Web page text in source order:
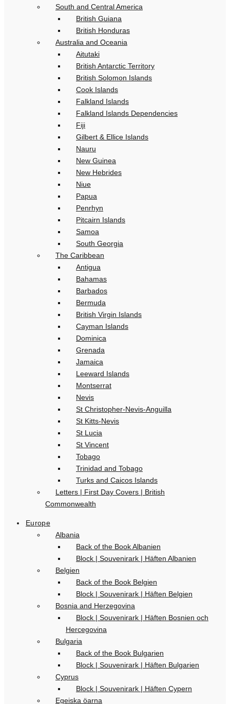
South and Central America
British Guiana
British Honduras
Australia and Oceania
Aitutaki
British Antarctic Territory
British Solomon Islands
Cook Islands
Falkland Islands
Falkland Islands Dependencies
Fiji
Gilbert & Ellice Islands
Nauru
New Guinea
New Hebrides
Niue
Papua
Penrhyn
Pitcairn Islands
Samoa
South Georgia
The Caribbean
Antigua
Bahamas
Barbados
Bermuda
British Virgin Islands
Cayman Islands
Dominica
Grenada
Jamaica
Leeward Islands
Montserrat
Nevis
St Christopher-Nevis-Anguilla
St Kitts-Nevis
St Lucia
St Vincent
Tobago
Trinidad and Tobago
Turks and Caicos Islands
Letters | First Day Covers | British
Commonwealth
Europe
Albania
Back of the Book Albanien
Block | Souvenirark | Häften Albanien
Belgien
Back of the Book Belgien
Block | Souvenirark | Häften Belgien
Bosnia and Herzegovina
Block | Souvenirark | Häften Bosnien och
Hercegovina
Bulgaria
Back of the Book Bulgarien
Block | Souvenirark | Häften Bulgarien
Cyprus
Block | Souvenirark | Häften Cypern
Egeiska öarna